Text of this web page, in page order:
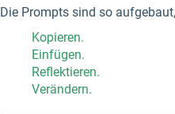
Die Prompts sind so
Kopieren.
Einfügen.
Reflektieren.
Verändern.